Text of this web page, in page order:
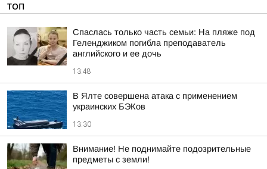
ТОП
Спаслась только часть семьи: На пляже под
Геленджиком погибла преподаватель
английского и ее дочь
13:48
В Ялте совершена атака с применением
украинских БЭКов
13:30
Внимание! Не поднимайте подозрительные
предметы с земли!